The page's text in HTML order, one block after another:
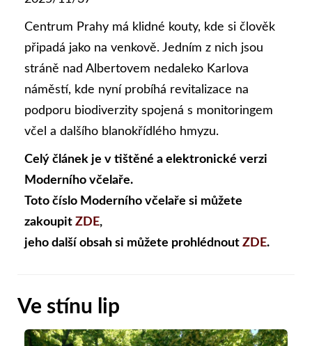
Centrum Prahy má klidné kouty, kde si člověk
připadá jako na venkově. Jedním z nich jsou
stráně nad Albertovem nedaleko Karlova
náměstí, kde nyní probíhá revitalizace na
podporu biodiverzity spojená s monitoringem
včel a dalšího blanokřídlého hmyzu.
Celý článek je v tištěné a elektronické verzi
Moderního včelaře.
Toto číslo Moderního včelaře si můžete
zakoupit ZDE,
jeho další obsah si můžete prohlédnout ZDE.
Ve stínu lip